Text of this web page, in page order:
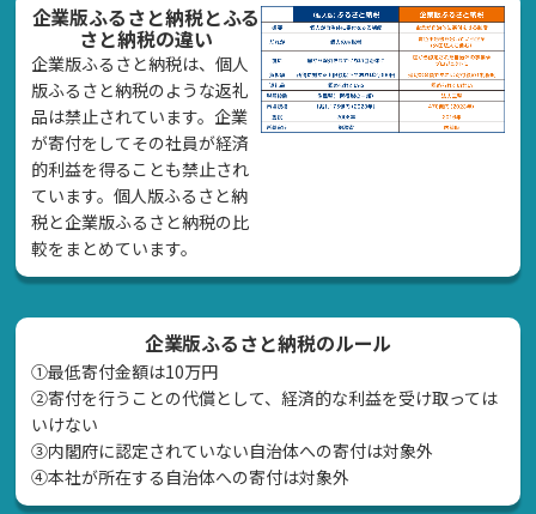
企業版ふるさと納税とふる
さと納税の違い
企業版ふるさと納税は、個人
版ふるさと納税のような返礼
品は禁止されています。企業
が寄付をしてその社員が経済
的利益を得ることも禁止され
ています。個人版ふるさと納
税と企業版ふるさと納税の比
較をまとめています。
企業版ふるさと納税のルール
①最低寄付金額は10万円
②寄付を行うことの代償として、経済的な利益を受け取っては
いけない
➂内閣府に認定されていない自治体への寄付は対象外
④本社が所在する自治体への寄付は対象外